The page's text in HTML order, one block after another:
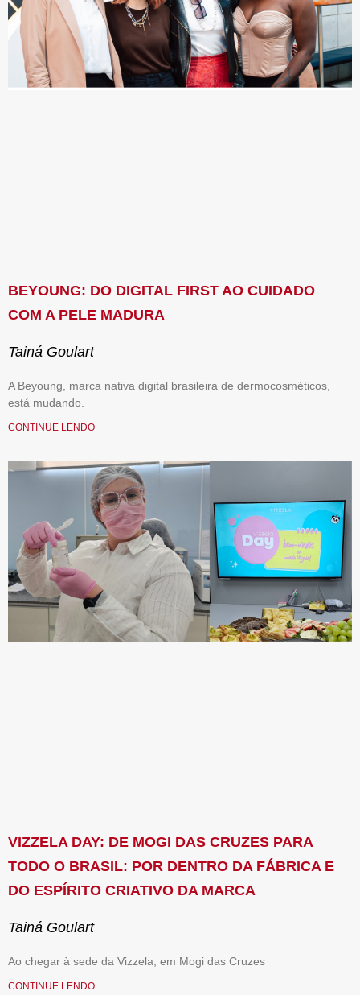
BEYOUNG: DO DIGITAL FIRST AO CUIDADO
COM A PELE MADURA
Tainá Goulart
A Beyoung, marca nativa digital brasileira de dermocosméticos,
está mudando.
CONTINUE LENDO
VIZZELA DAY: DE MOGI DAS CRUZES PARA
TODO O BRASIL: POR DENTRO DA FÁBRICA E
DO ESPÍRITO CRIATIVO DA MARCA
Tainá Goulart
Ao chegar à sede da Vizzela, em Mogi das Cruzes
CONTINUE LENDO